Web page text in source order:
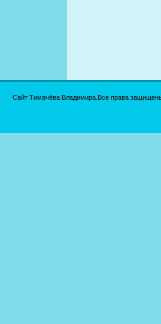
Сайт Тимачёва Владимира.Все права защищены